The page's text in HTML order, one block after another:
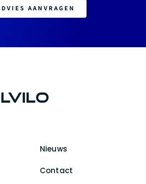
AANVRAGEN
Nieuws
Contact